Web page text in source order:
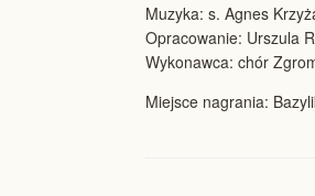
Muzyka: s. Agnes
Opracowanie: Urszula
Wykonawca: chór
Miejsce nagrania: